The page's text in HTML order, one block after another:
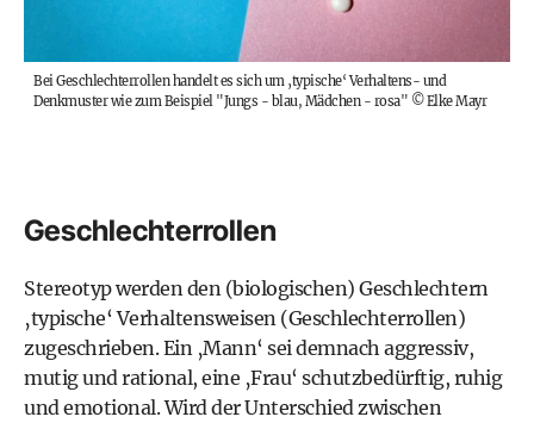
Bei Geschlechterrollen handelt es sich um ‚typische‘ Verhaltens- und
Denkmuster wie zum Beispiel "Jungs - blau, Mädchen - rosa" ©Elke Mayr
Geschlechterrollen
Stereotyp werden den (biologischen) Geschlechtern
‚typische‘ Verhaltensweisen (Geschlechterrollen)
zugeschrieben. Ein ‚Mann‘ sei demnach aggressiv,
mutig und rational, eine ‚Frau‘ schutzbedürftig, ruhig
und emotional. Wird der Unterschied zwischen